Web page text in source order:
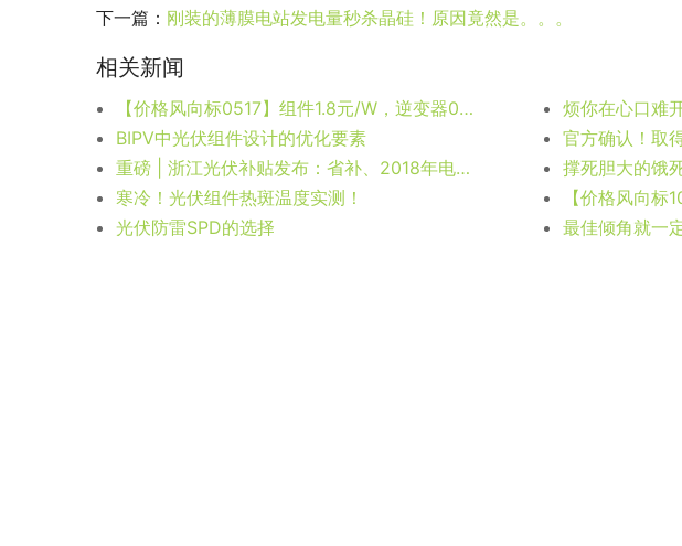
下一篇： 刚装的薄膜电站发电量秒杀晶硅！原因竟然是。。。
相关新闻
【价格风向标0517】组件1.8元/W，逆变器0.137元/W，近期光伏设备、运维、EPC等价格信息
烦你在心口难
BIPV中光伏组件设计的优化要素
重磅 | 浙江光伏补贴发布：省补、2018年电量补贴 、优先纳入2019年规模指标
寒冷！光伏组件热斑温度实测！
光伏防雷SPD的选择
最佳倾角就一